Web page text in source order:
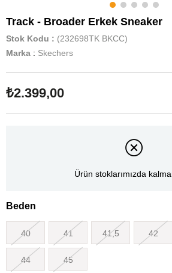
Track - Broader Erkek Sneaker
Stok Kodu
(232698TK BKCC)
Marka : Skechers
₺2.399,00
Ürün stoklarımızda
Beden
40 41 41,5 42
44 45